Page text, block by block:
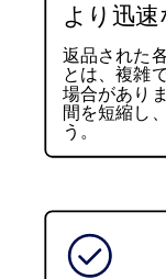
より迅
返品された
とは、複雑
場合があり
間を短縮し
う。